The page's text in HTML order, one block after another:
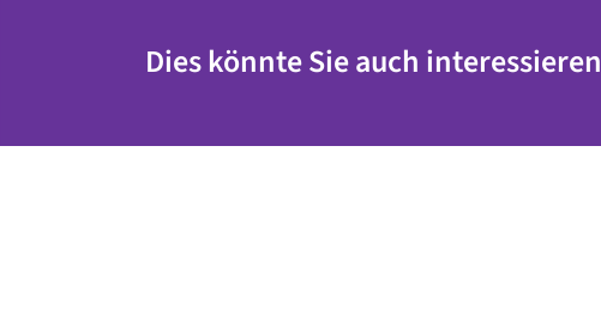
Dies könnte Sie auch interessieren